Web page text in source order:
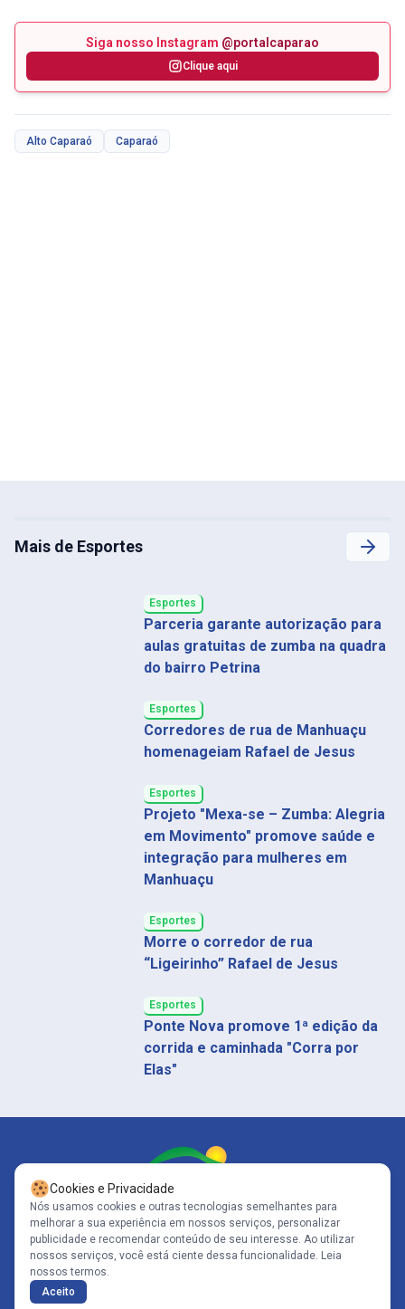
Siga nosso Instagram @portalcaparao
Clique aqui
Alto Caparaó Caparaó
Mais de Esportes
Esportes
Parceria garante autorização para
aulas gratuitas de zumba na quadra
do bairro Petrina
Esportes
Corredores de rua de Manhuaçu
homenageiam Rafael de Jesus
Esportes
Projeto "Mexa-se – Zumba: Alegria
em Movimento" promove saúde e
integração para mulheres em
Manhuaçu
Esportes
Morre o corredor de rua
“Ligeirinho” Rafael de Jesus
Esportes
Ponte Nova promove 1ª edição da
corrida e caminhada "Corra por
Elas"
Siga-nos
Copyright© 2005-2026 - Portal Caparaó - CNPJ: 10.570.353/0001-80 | Todos
os direitos reservados .
Cookies e Privacidade
Nós usamos cookies e outras tecnologias semelhantes para
melhorar a sua experiência em nossos serviços, personalizar
publicidade e recomendar conteúdo de seu interesse. Ao utilizar
nossos serviços, você está ciente dessa funcionalidade. Leia
nossos termos.
Aceito